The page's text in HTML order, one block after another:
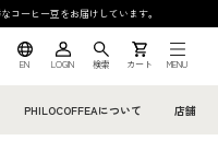
コーヒー豆をお届けしています。
EN LOGIN 検索 カート MENU
PHILOCOFFEAについて 店舗